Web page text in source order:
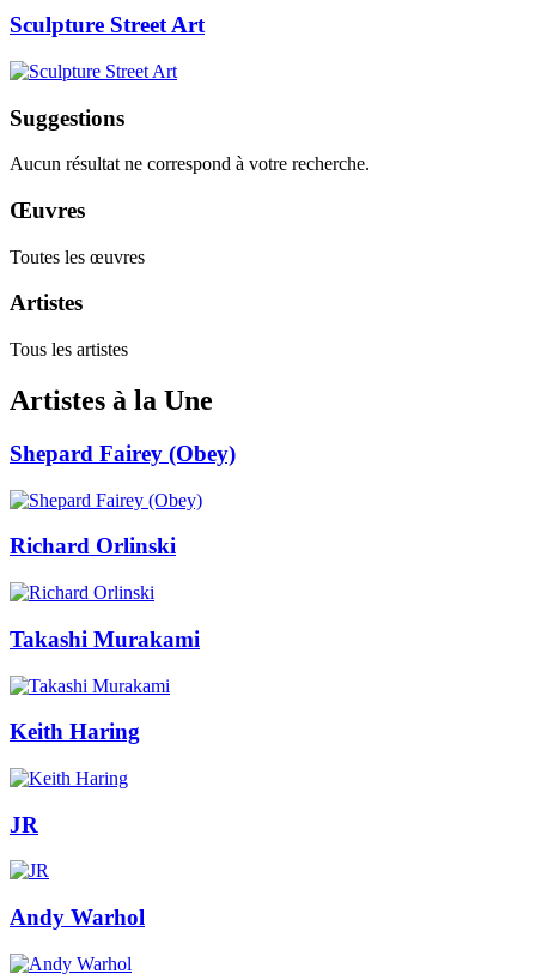
Sculpture Street Art
Suggestions
Aucun résultat ne correspond à votre recherche.
Œuvres
Toutes les œuvres
Artistes
Tous les artistes
Artistes à la Une
Shepard Fairey (Obey)
Richard Orlinski
Takashi Murakami
Keith Haring
JR
Andy Warhol